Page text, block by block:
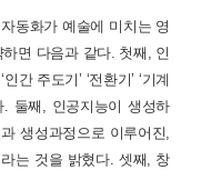
동화가 예술에 미치는 영
면 다음과 같다. 첫째, 인
간 주도기’ ‘전환기’ ‘기계
. 둘째, 인공지능이 생성하
과 생성과정으로 이루어진,
는 것을 밝혔다. 셋째, 창